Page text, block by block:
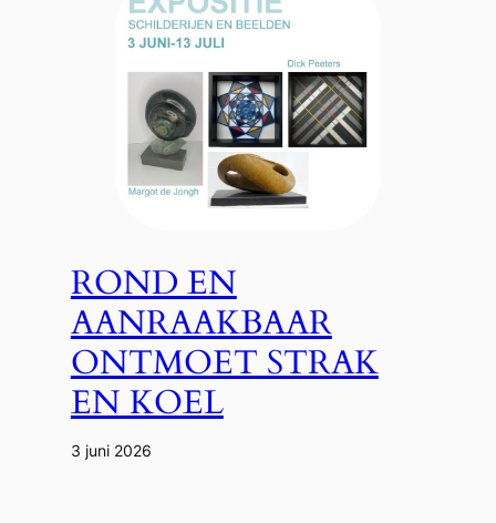
ROND EN
AANRAAKBAAR
ONTMOET STRAK
EN KOEL
3 juni 2026